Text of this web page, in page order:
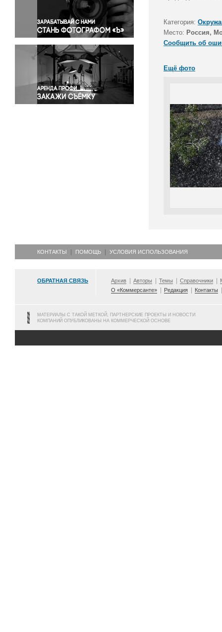
Правосудие
Происшествия и конфликты
Религия
Светская жизнь
Спорт
Экология
Экономика и бизнес
Категория:
Место: Россия,
Сообщить об
Ещё фото
КОНТАКТЫ ПОМОЩЬ УСЛОВИЯ ИСПОЛЬЗОВАНИЯ
ОБРАТНАЯ СВЯЗЬ Архив Авторы Темы Справочники
О «Коммерсанте»
Редакция Контакты
МАТЕРИАЛЫ С ТАКОЙ МЕТКОЙ, ПАРТНЕРСКИЕ ПРОЕКТЫ И НОВОСТИ
КОМПАНИЙ ОПУБЛИКОВАНЫ НА КОММЕРЧЕСКОЙ ОСНОВЕ